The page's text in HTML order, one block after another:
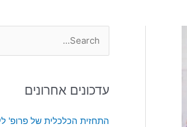
r
עדכונים אחרונים
התחזית הכלכלית של פרופ'